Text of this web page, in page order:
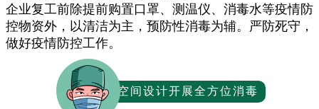
企业复工前除提前购置口罩、测温仪、消毒水等疫情防
控物资外，以清洁为主，预防性消毒为辅。严防死守，
做好疫情防控工作。
铂瓷空间设计开展全方位消毒